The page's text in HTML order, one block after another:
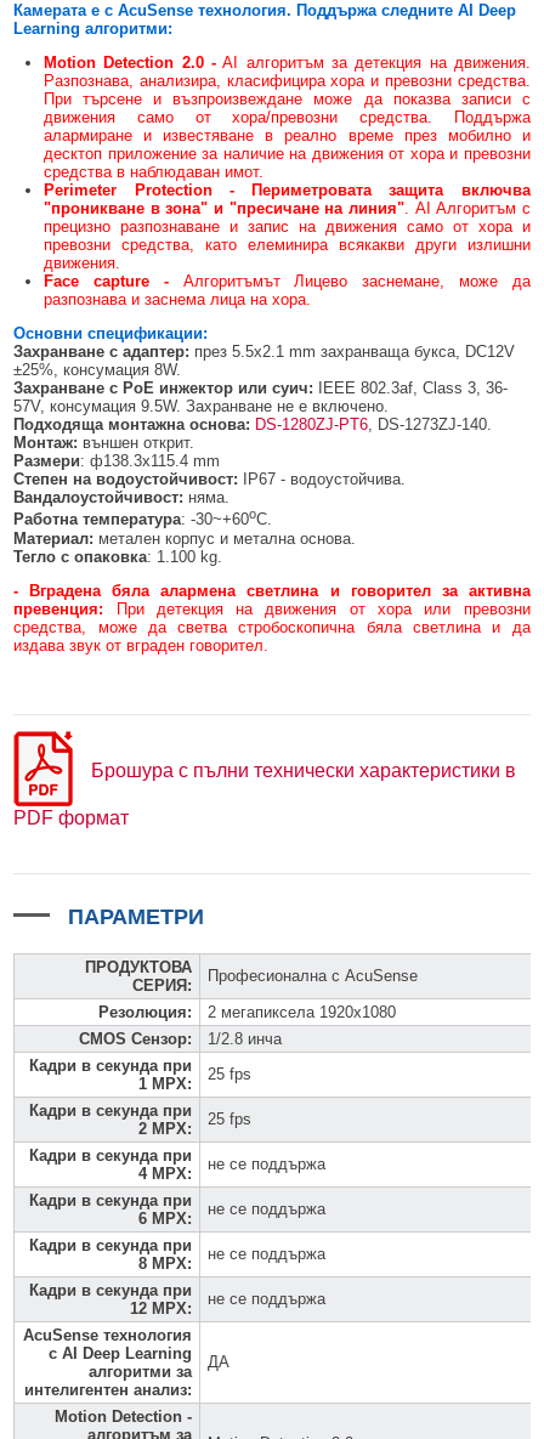
Камерата е с AcuSense технология. Поддържа следните AI
Deep
Learning алгоритми:
Motion Detection 2.0 - AI алгоритъм за детекция на движения.
Разпознава, анализира, класифицира хора и превозни средства.
При търсене и възпроизвеждане може да показва записи с
движения само от хора/превозни средства. Поддържа
алармиране и известяване в реално време през мобилно и
десктоп приложение за наличие на движения от хора и превозни
средства в наблюдаван имот.
Perimeter Protection - Периметровата защита включва
"проникване в зона" и "пресичане на линия". AI Алгоритъм с
прецизно разпознаване и запис на движения само от хора и
превозни средства, като елеминира всякакви други излишни
движения.
Face capture - Алгоритъмът Лицево заснемане, може да
разпознава и заснема лица на хора.
Основни спецификации:
Захранване с адаптер: през 5.5x2.1 mm захранваща букса, DC12V
±25%, консумация 8W.
Захранване с PoE инжектор или суич: IEEE 802.3af, Class 3, 36-
57V, консумация 9.5W. Захранване не е включено.
Подходяща монтажна основа: DS-1280ZJ-PT6, DS-1273ZJ-140.
Монтаж: външен открит.
Размери: ф138.3x115.4 mm
Степен на водоустойчивост: IP67 - водоустойчива.
Вандалоустойчивост: няма.
Работна температура: -30~+60оC.
Материал: метален корпус и метална основа.
Тегло с опаковка: 1.100 kg.
- Вградена бяла алармена светлина и говорител за активна
превенция: При детекция на движения от хора или превозни
средства, може да светва стробоскопична бяла светлина и да
издава звук от вграден говорител.
Брошура с пълни технически характеристики в
PDF формат
ПАРАМЕТРИ
ПРОДУКТОВА
СЕРИЯ:
Професионална с AcuSense
Резолюция:
2 мегапиксела 1920x1080
CMOS Сензор:
1/2.8 инча
Кадри в секунда при
1 MPX:
25 fps
Кадри в секунда при
2 MPX:
25 fps
Кадри в секунда при
4 MPX:
не се поддържа
Кадри в секунда при
6 MPX:
не се поддържа
Кадри в секунда при
8 MPX:
не се поддържа
Кадри в секунда при
12 MPX:
не се поддържа
AcuSense технология
с AI Deep Learning
алгоритми за
интелигентен анализ:
ДА
Motion Detection -
алгоритъм за